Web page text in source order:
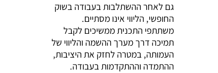
גם לאחר ההשתלבות בעבודה בשוק
החופשי, הליווי אינו מסתיים.
משתתפי התכנית ממשיכים לקבל
תמיכה דרך מערך ההשמה והליווי של
העמותה, במטרה לחזק את היציבות,
ההתמדה וההתקדמות בעבודה.